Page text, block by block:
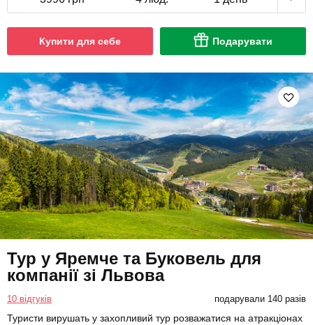
Купити для себе Подарувати
Тур у Яремче та Буковель для
компанії зі Львова
10 відгуків подарували 140 разів
Туристи вирушать у захопливий тур розважатися на атракціонах